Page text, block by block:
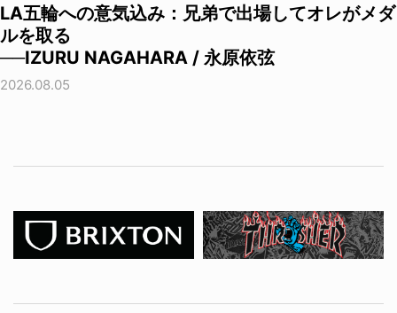
LA五輪への意気込み：兄弟で出場してオレがメダ
ルを取る
──IZURU NAGAHARA / 永原依弦
2026.08.05